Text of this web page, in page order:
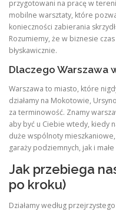
przygotowani na pracę w
mobilne warsztaty, które
konieczności zabierania
Rozumiemy, że w biznesie
błyskawicznie.
Dlaczego Warszawa
Warszawa to miasto, które
działamy na Mokotowie,
za terminowość. Znamy
aby być u Ciebie wtedy, kiedy
duże wspólnoty
garaży podziemnych, jak i
Jak przebiega
po kroku)
Działamy według